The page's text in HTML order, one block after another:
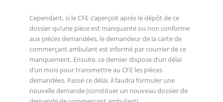
Cependant, si le CFE s’aperçoit après le dépôt de ce
dossier qu’une pièce est manquante ou non conforme
aux pièces demandées, le demandeur de la carte de
commerçant ambulant est informé par courrier de ce
manquement. Ensuite, ce dernier dispose d’un délai
d’un mois pour transmettre au CFE les pièces
demandées. Passé ce délai, il faudra formuler une
nouvelle demande (constituer un nouveau dossier de